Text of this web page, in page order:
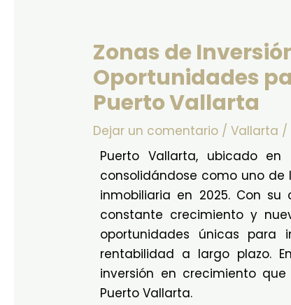
Zonas de
Oportunidades
Puerto Vallarta
Dejar un comentario /Vallarta /
Puerto Vallarta, ubicado
consolidándose como uno
inmobiliaria en 2025. Con
constante crecimiento y
oportunidades únicas para
rentabilidad a largo plazo.
inversión en crecimiento
Puerto Vallarta.